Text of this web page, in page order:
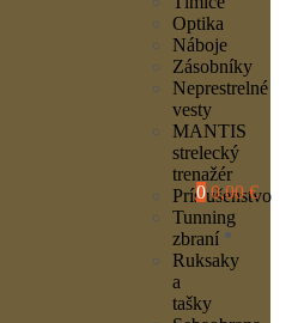
Optika
Náboje
Zásobníky
Neprestrelné
vesty
MANTIS
strelecký
trenažér
Príslušenstvo
Tunning
zbraní
Ruksaky
a
tašky
0 0,00 €